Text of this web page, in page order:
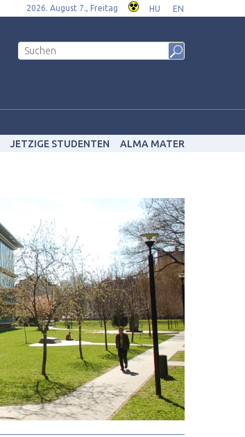
2026. August 7., Freitag HU EN
JETZIGE STUDENTEN ALMA MATER